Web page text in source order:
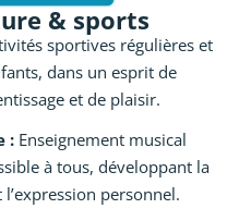
& sports
sportives régulières et
dans un esprit de
et de plaisir.
: Enseignement musical
à tous, développant la
personnel.